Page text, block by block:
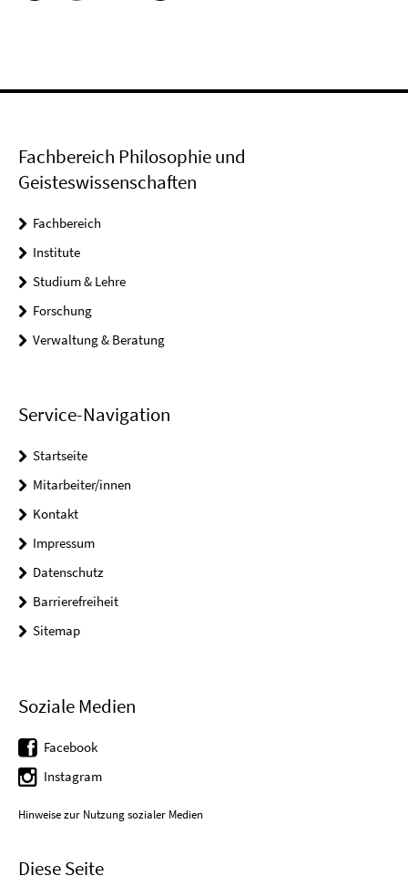
Fachbereich Philosophie und
Geisteswissenschaften
Fachbereich
Institute
Studium & Lehre
Forschung
Verwaltung & Beratung
Service-Navigation
Startseite
Mitarbeiter/innen
Kontakt
Impressum
Datenschutz
Barrierefreiheit
Sitemap
Soziale Medien
Facebook
Instagram
Hinweise zur Nutzung sozialer Medien
Diese Seite